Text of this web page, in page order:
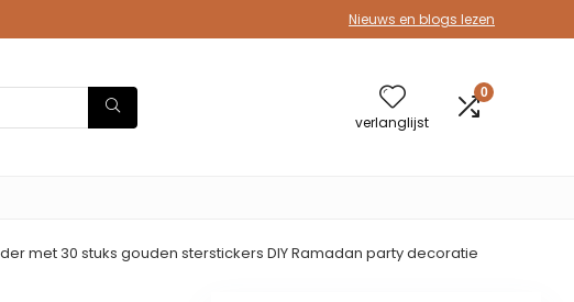
Nieuws en blogs lezen
verlanglijst
0
met 30 stuks gouden sterstickers DIY Ramadan party decoratie